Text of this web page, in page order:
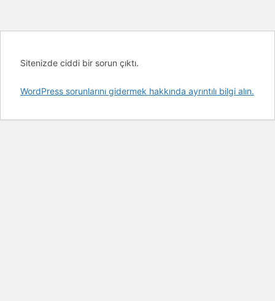
Sitenizde ciddi bir sorun çıktı.
WordPress sorunlarını gidermek hakkında ayrıntılı bilgi alın.